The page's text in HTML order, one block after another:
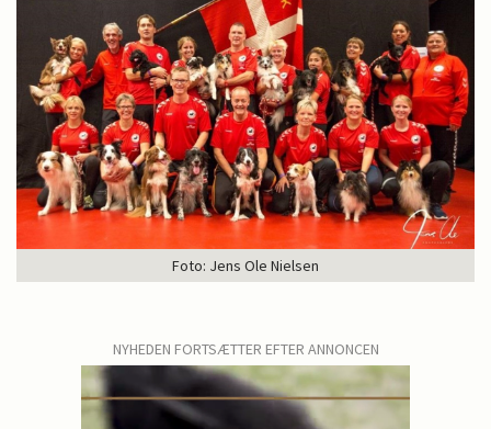
Foto: Jens Ole Nielsen
NYHEDEN FORTSÆTTER EFTER ANNONCEN